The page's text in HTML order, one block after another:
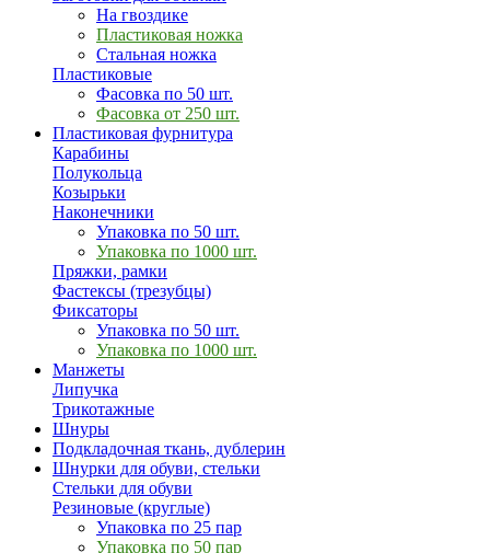
На гвоздике
Пластиковая ножка
Стальная ножка
Пластиковые
Фасовка по 50 шт.
Фасовка от 250 шт.
Пластиковая фурнитура
Карабины
Полукольца
Козырьки
Наконечники
Упаковка по 50 шт.
Упаковка по 1000 шт.
Пряжки, рамки
Фастексы (трезубцы)
Фиксаторы
Упаковка по 50 шт.
Упаковка по 1000 шт.
Манжеты
Липучка
Трикотажные
Шнуры
Подкладочная ткань, дублерин
Шнурки для обуви, стельки
Стельки для обуви
Резиновые (круглые)
Упаковка по 25 пар
Упаковка по 50 пар